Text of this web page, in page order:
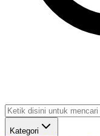
Kategori